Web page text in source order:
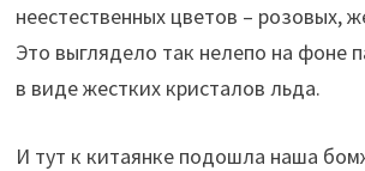
неестественных цветов – розовых,
Это выглядело так нелепо на фоне
в виде жестких кристалов льда.
И тут к китаянке подошла наша